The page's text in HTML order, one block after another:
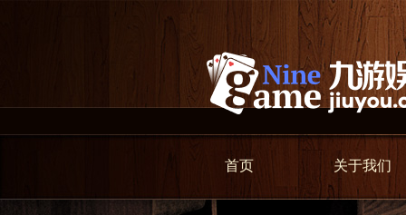
首页 关于我们